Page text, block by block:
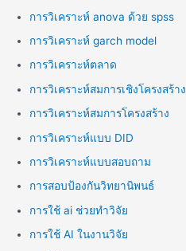
การวิเคราะห์ anova ด้วย spss
การวิเคราะห์ garch model
การวิเคราะห์ตลาด
การวิเคราะห์สมการเชิงโครงสร้าง
การวิเคราะห์สมการโครงสร้าง
การวิเคราะห์แบบ DID
การวิเคราะห์แบบสอบถาม
การสอบป้องกันวิทยานิพนธ์
การใช้ ai ช่วยทำวิจัย
การใช้ AI ในงานวิจัย